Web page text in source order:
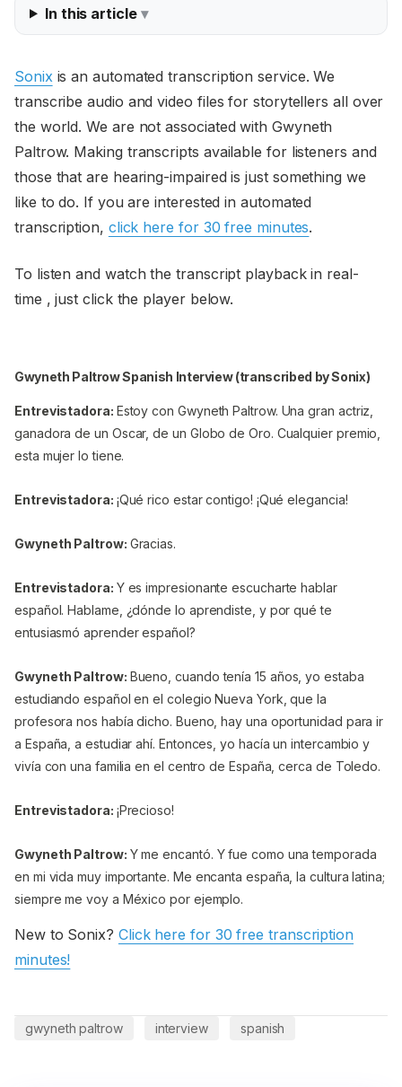
In this article
Sonix is an automated transcription service. We
transcribe audio and video files for storytellers all over
the world. We are not associated with Gwyneth
Paltrow. Making transcripts available for listeners and
those that are hearing-impaired is just something we
like to do. If you are interested in automated
transcription, click here for 30 free minutes.
To listen and watch the transcript playback in real-
time , just click the player below.
Gwyneth Paltrow Spanish Interview (transcribed by Sonix)
Entrevistadora: Estoy con Gwyneth Paltrow. Una gran actriz,
ganadora de un Oscar, de un Globo de Oro. Cualquier premio,
esta mujer lo tiene.
Entrevistadora: ¡Qué rico estar contigo! ¡Qué elegancia!
Gwyneth Paltrow: Gracias.
Entrevistadora: Y es impresionante escucharte hablar
español. Hablame, ¿dónde lo aprendiste, y por qué te
entusiasmó aprender español?
Gwyneth Paltrow: Bueno, cuando tenía 15 años, yo estaba
estudiando español en el colegio Nueva York, que la
profesora nos había dicho. Bueno, hay una oportunidad para ir
a España, a estudiar ahí. Entonces, yo hacía un intercambio y
vivía con una familia en el centro de España, cerca de Toledo.
Entrevistadora: ¡Precioso!
Gwyneth Paltrow: Y me encantó. Y fue como una temporada
en mi vida muy importante. Me encanta españa, la cultura latina;
siempre me voy a México por ejemplo.
Entrevistadora: Ah, que gusto.
New to Sonix? Click here for 30 free transcription
minutes!
gwyneth paltrow interview spanish